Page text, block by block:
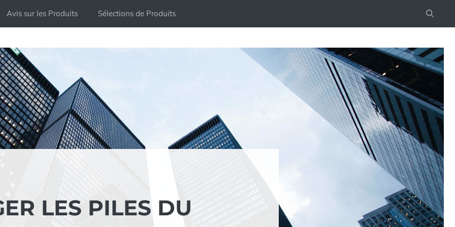
Avis sur les Produits Sélections de Produits
LES PILES DU